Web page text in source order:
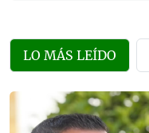
LO MÁS LEÍDO